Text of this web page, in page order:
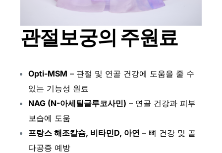
관절보궁의 주원료
Opti-MSM – 관절 및 연골 건강에 도움을 줄 수
있는 기능성 원료
NAG (N-아세틸글루코사민) – 연골 건강과 피부
보습에 도움
프랑스 해조칼슘, 비타민D, 아연 – 뼈 건강 및 골
다공증 예방